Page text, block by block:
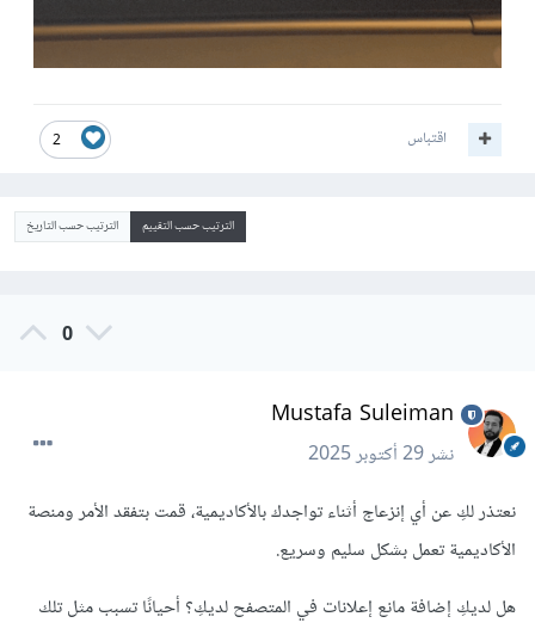
2 اقتباس
الترتيب حسب التقييم الترتيب حسب التاريخ
0
Mustafa Suleiman
نشر29 أكتوبر 2025
نعتذر لكِ عن أي إنزعاج أثناء تواجدك بالأكاديمية، قمت بتفقد الأمر ومنصة
الأكاديمية تعمل بشكل سليم وسريع.
هل لديكِ إضافة مانع إعلانات في المتصفح لديكِ؟ أحيانًا تسبب مثل تلك